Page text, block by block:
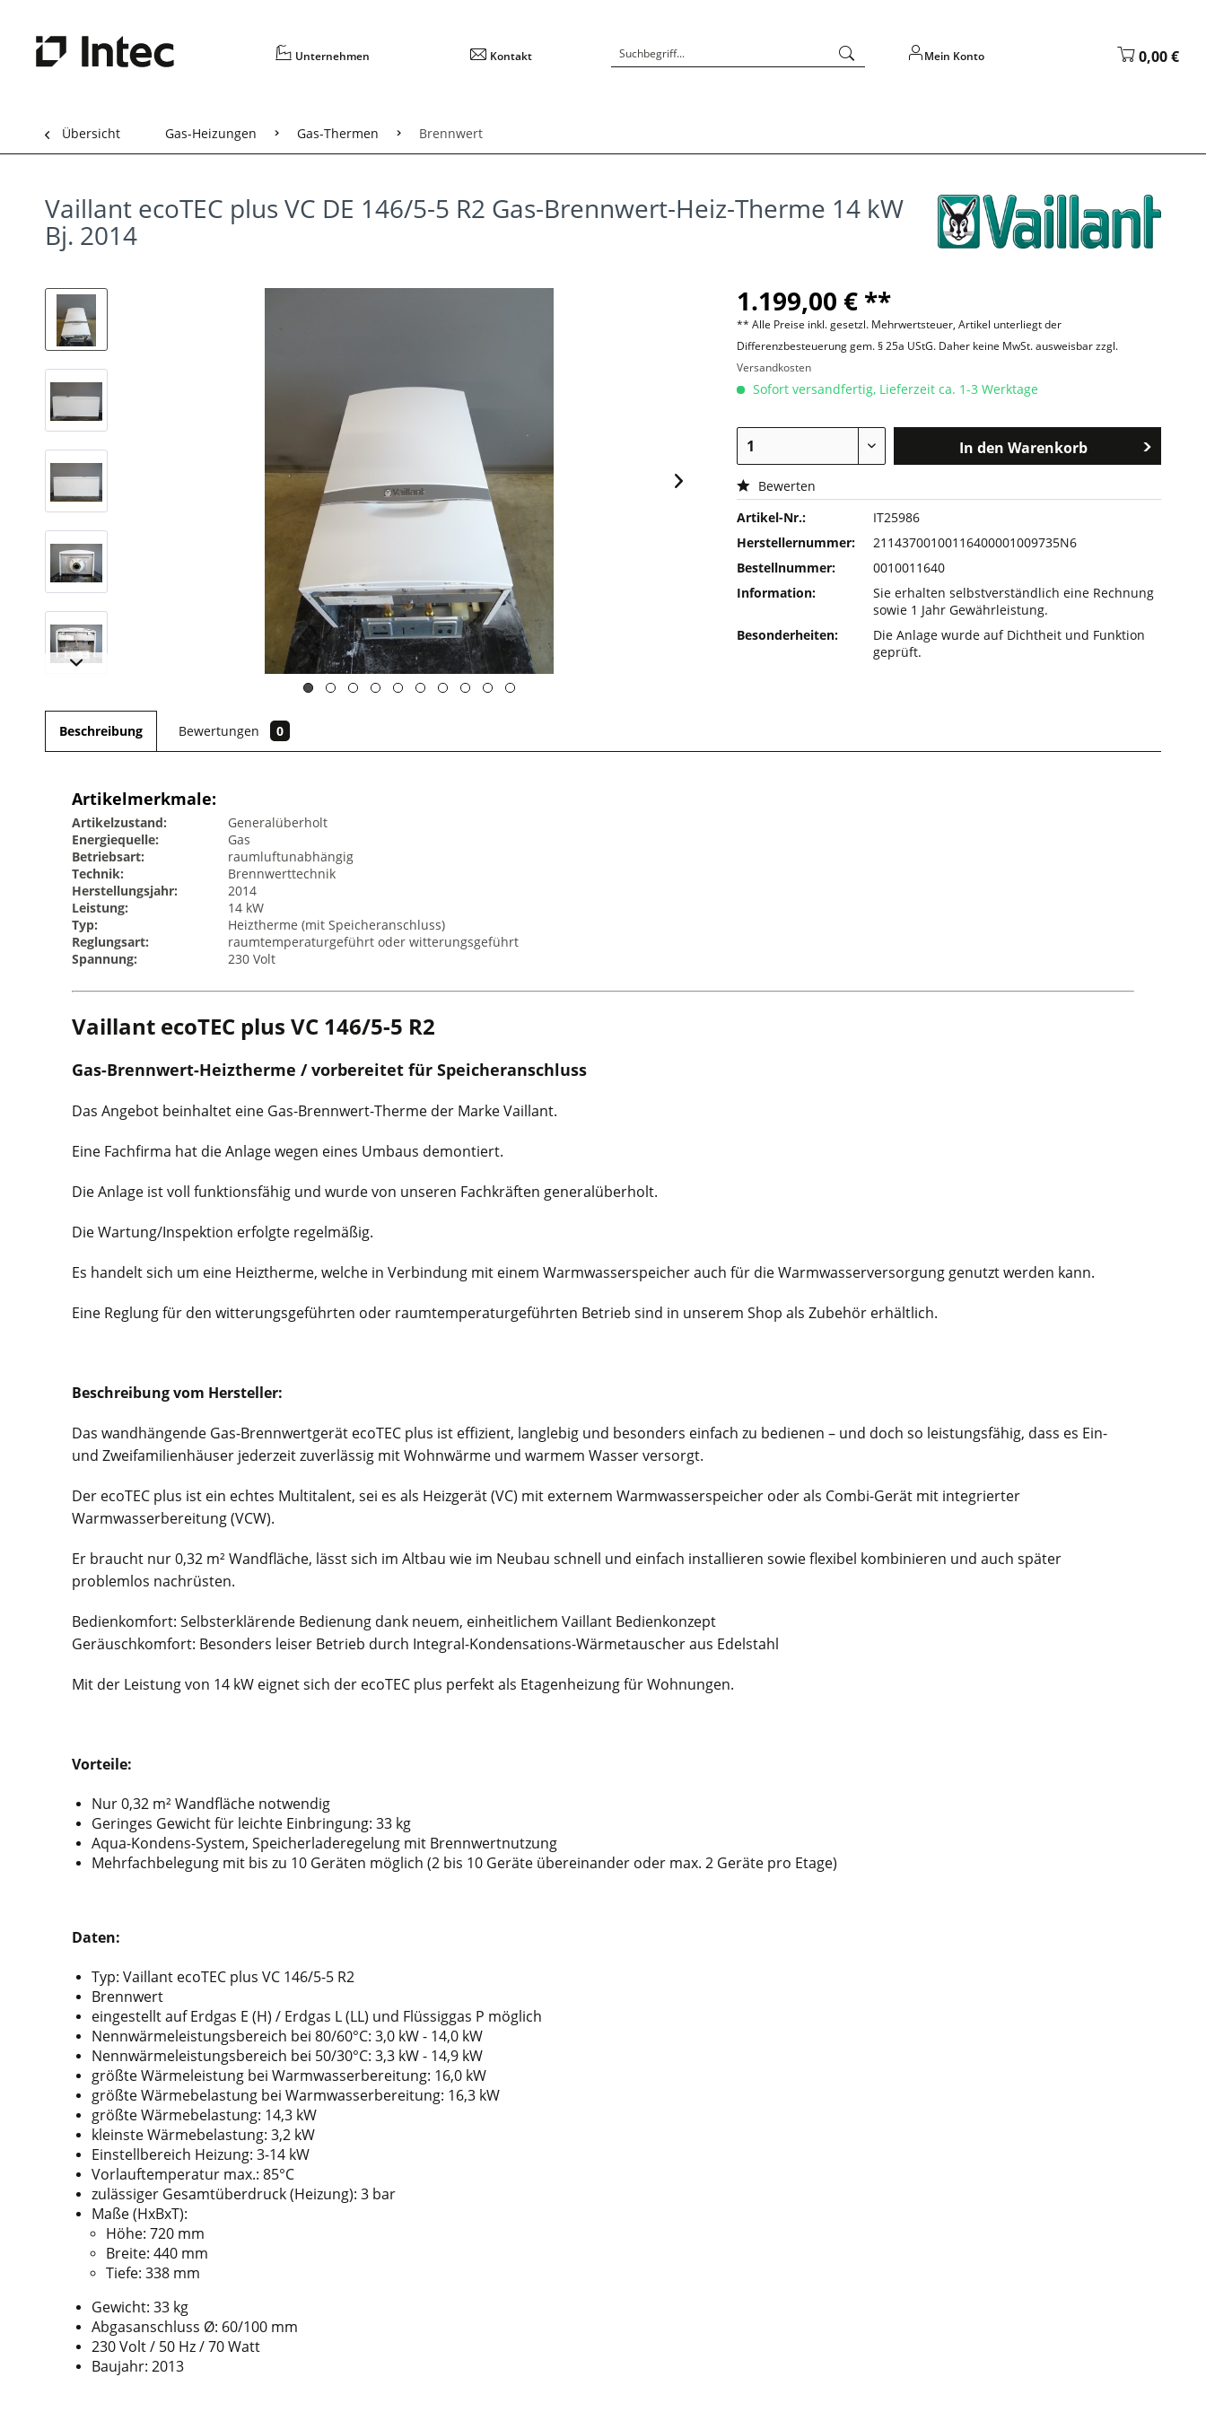
Unternehmen Kontakt Mein Konto 0,00 €
Übersicht Gas-Heizungen Gas-Thermen Brennwert
Vaillant ecoTEC plus VC DE 146/5-5 R2 Gas-Brennwert-Heiz-Therme 14 kW
Bj. 2014
1.199,00 € **
** Alle Preise inkl. gesetzl. Mehrwertsteuer, Artikel unterliegt der
Differenzbesteuerung gem. § 25a UStG. Daher keine MwSt. ausweisbar zzgl.
Versandkosten
Sofort versandfertig, Lieferzeit ca. 1-3 Werktage
In den Warenkorb
Bewerten
Artikel-Nr.:
IT25986
Herstellernummer:
21143700100116400001009735N6
Bestellnummer:
0010011640
Information:
Sie erhalten selbstverständlich eine Rechnung
sowie 1 Jahr Gewährleistung.
Besonderheiten:
Die Anlage wurde auf Dichtheit und Funktion
geprüft.
Beschreibung Bewertungen 0
Artikelmerkmale:
Artikelzustand:
Generalüberholt
Energiequelle:
Gas
Betriebsart:
raumluftunabhängig
Technik:
Brennwerttechnik
Herstellungsjahr:
2014
Leistung:
14 kW
Typ:
Heiztherme (mit Speicheranschluss)
Reglungsart:
raumtemperaturgeführt oder witterungsgeführt
Spannung:
230 Volt
Vaillant ecoTEC plus VC 146/5-5 R2
Gas-Brennwert-Heiztherme / vorbereitet für Speicheranschluss
Das Angebot beinhaltet eine Gas-Brennwert-Therme der Marke Vaillant.
Eine Fachfirma hat die Anlage wegen eines Umbaus demontiert.
Die Anlage ist voll funktionsfähig und wurde von unseren Fachkräften generalüberholt.
Die Wartung/Inspektion erfolgte regelmäßig.
Es handelt sich um eine Heiztherme, welche in Verbindung mit einem Warmwasserspeicher auch für die Warmwasserversorgung genutzt werden kann.
Eine Reglung für den witterungsgeführten oder raumtemperaturgeführten Betrieb sind in unserem Shop als Zubehör erhältlich.
Beschreibung vom Hersteller:
Das wandhängende Gas-Brennwertgerät ecoTEC plus ist effizient, langlebig und besonders einfach zu bedienen – und doch so leistungsfähig, dass es Ein-
und Zweifamilienhäuser jederzeit zuverlässig mit Wohnwärme und warmem Wasser versorgt.
Der ecoTEC plus ist ein echtes Multitalent, sei es als Heizgerät (VC) mit externem Warmwasserspeicher oder als Combi-Gerät mit integrierter
Warmwasserbereitung (VCW).
Er braucht nur 0,32 m² Wandfläche, lässt sich im Altbau wie im Neubau schnell und einfach installieren sowie flexibel kombinieren und auch später
problemlos nachrüsten.
Bedienkomfort: Selbsterklärende Bedienung dank neuem, einheitlichem Vaillant Bedienkonzept
Geräuschkomfort: Besonders leiser Betrieb durch Integral-Kondensations-Wärmetauscher aus Edelstahl
Mit der Leistung von 14 kW eignet sich der ecoTEC plus perfekt als Etagenheizung für Wohnungen.
Vorteile:
Nur 0,32 m² Wandfläche notwendig
Geringes Gewicht für leichte Einbringung: 33 kg
Aqua-Kondens-System, Speicherladeregelung mit Brennwertnutzung
Mehrfachbelegung mit bis zu 10 Geräten möglich (2 bis 10 Geräte übereinander oder max. 2 Geräte pro Etage)
Daten:
Typ: Vaillant ecoTEC plus VC 146/5-5 R2
Brennwert
eingestellt auf Erdgas E (H) / Erdgas L (LL) und Flüssiggas P möglich
Nennwärmeleistungsbereich bei 80/60°C: 3,0 kW - 14,0 kW
Nennwärmeleistungsbereich bei 50/30°C: 3,3 kW - 14,9 kW
größte Wärmeleistung bei Warmwasserbereitung: 16,0 kW
größte Wärmebelastung bei Warmwasserbereitung: 16,3 kW
größte Wärmebelastung: 14,3 kW
kleinste Wärmebelastung: 3,2 kW
Einstellbereich Heizung: 3-14 kW
Vorlauftemperatur max.: 85°C
zulässiger Gesamtüberdruck (Heizung): 3 bar
Maße (HxBxT):
Höhe: 720 mm
Breite: 440 mm
Tiefe: 338 mm
Gewicht: 33 kg
Abgasanschluss Ø: 60/100 mm
230 Volt / 50 Hz / 70 Watt
Baujahr: 2013